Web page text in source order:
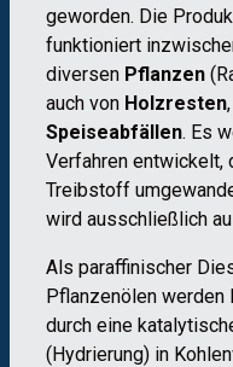
geworden. Die
funktioniert
diversen Pflanzen
auch von Holzresten,
Speiseabfällen. Es
Verfahren entwickelt,
Treibstoff
wird ausschließlich
Als paraffinischer
Pflanzenölen
durch eine
(Hydrierung) in